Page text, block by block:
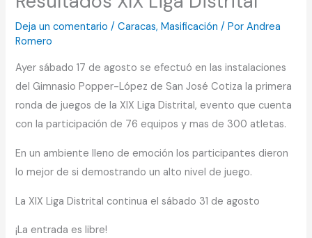
Deja un comentario /Caracas,Masificación / PorAndrea
Romero
Ayer sábado 17 de agosto se efectuó en las instalaciones
del Gimnasio Popper-López de San José Cotiza la primera
ronda de juegos de la XIX Liga Distrital, evento que cuenta
con la participación de 76 equipos y mas de 300 atletas.
En un ambiente lleno de emoción los participantes dieron
lo mejor de si demostrando un alto nivel de juego.
La XIX Liga Distrital continua el sábado 31 de agosto
¡La entrada es libre!